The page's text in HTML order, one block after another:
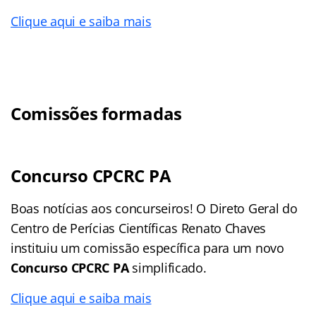
Clique aqui e saiba mais
Comissões formadas
Concurso CPCRC PA
Boas notícias aos concurseiros! O Direto Geral do
Centro de Perícias Científicas Renato Chaves
instituiu um comissão específica para um novo
Concurso CPCRC PAsimplificado.
Clique aqui e saiba mais